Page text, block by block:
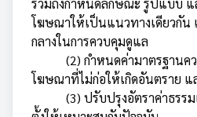
โฆษณาให้เป็นแนวทางเดียวกัน
กลางในการควบคุมดูแล
(2) กำหนดค่ามาตรฐานคว
โฆษณาที่ไม่ก่อให้เกิดอันตราย แ
(3) ปรับปรุงอัตราค่าธรรม